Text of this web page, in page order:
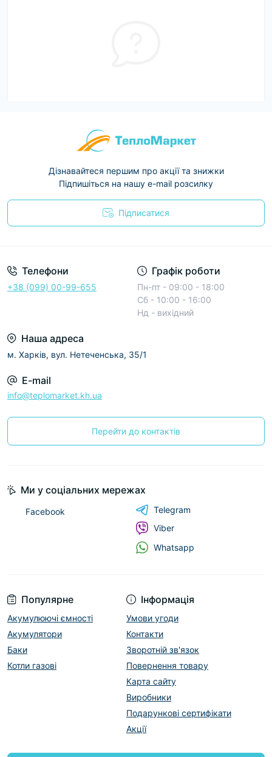
Дізнавайтеся першим про акції та знижки
Підпишіться на нашу e-mail розсилку
Підписатися
Телефони
+38 (099) 00-99-655
Графік роботи
Пн-пт - 09:00 - 18:00
Сб - 10:00 - 16:00
Нд - вихідний
Наша адреса
м. Харків, вул. Нетеченська, 35/1
E-mail
info@teplomarket.kh.ua
Перейти до контактів
Популярне
Акумулюючі ємності
Акумулятори
Баки
Котли газові
Інформація
Умови угоди
Контакти
Зворотній зв'язок
Повернення товару
Карта сайту
Виробники
Подарункові сертифікати
Акції
Ми у соціальних мережах
Facebook
Telegram
Viber
Whatsapp